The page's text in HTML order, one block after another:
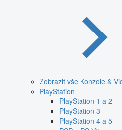
Zobrazit vše Konzole &
PlayStation
PlayStation 1 a 2
PlayStation 3
PlayStation 4 a 5